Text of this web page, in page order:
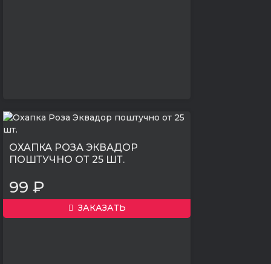
ОХАПКА РОЗА ЭКВАДОР
ПОШТУЧНО ОТ 25 ШТ.
99 ₽
ЗАКАЗАТЬ